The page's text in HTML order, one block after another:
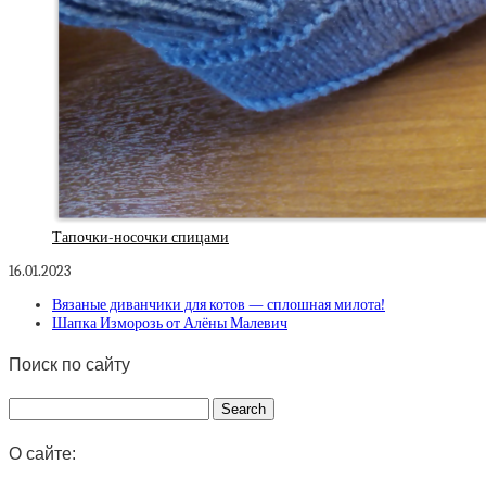
Тапочки-носочки спицами
16.01.2023
Вязаные диванчики для котов — сплошная милота!
Шапка Изморозь от Алёны Малевич
Поиск по сайту
О сайте: